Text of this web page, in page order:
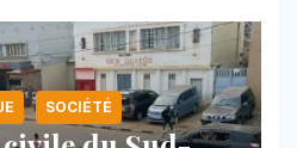
SOCIÉTÉ